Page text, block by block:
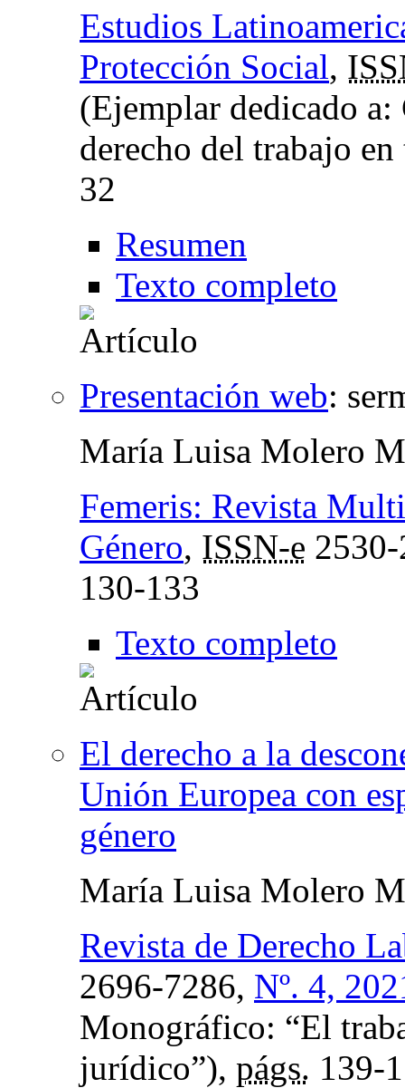
Estudios
Protección Social,
(Ejemplar dedicado
derecho del trabajo
32
Resumen
Texto completo
Presentación web:
María Luisa Molero
Femeris: Revista
Género, ISSN-e
130-133
Texto completo
El derecho a la
Unión Europea con
género
María Luisa Molero
Revista de Derecho
2696-7286, Nº. 4,
Monográfico: “El
jurídico”), págs. 139-